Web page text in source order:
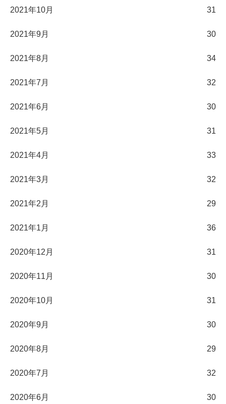
2021年10月 31
2021年9月 30
2021年8月 34
2021年7月 32
2021年6月 30
2021年5月 31
2021年4月 33
2021年3月 32
2021年2月 29
2021年1月 36
2020年12月 31
2020年11月 30
2020年10月 31
2020年9月 30
2020年8月 29
2020年7月 32
2020年6月 30